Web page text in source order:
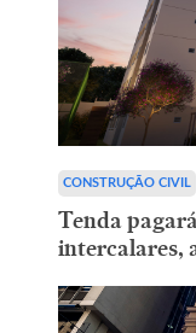
CONSTRUÇÃO CIVIL
Tenda
intercalares,